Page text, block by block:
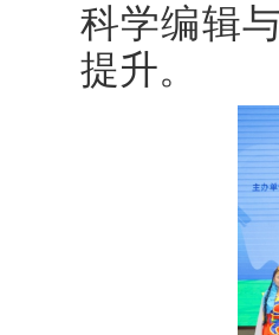
科学编辑
提升。